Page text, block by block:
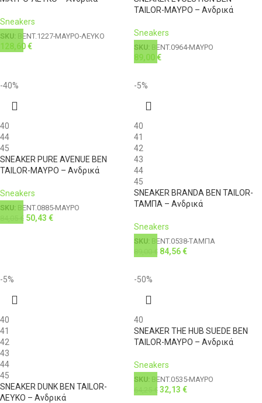
Sneakers
SKU: BENT.1227-ΜΑΥΡΟ-ΛΕΥΚΟ
128,60€
TAILOR-ΜΑΥΡΟ – Ανδρικά
Sneakers
SKU: BENT.0964-ΜΑΥΡΟ
89,00 €
-40%
40
44
45
SNEAKER PURE AVENUE BEN
TAILOR-ΜΑΥΡΟ – Ανδρικά
Sneakers
SKU: BENT.0885-ΜΑΥΡΟ
€ 50,43 €
-5%
40
41
42
43
44
45
SNEAKER BRANDA BEN TAILOR-
ΤΑΜΠΑ – Ανδρικά
Sneakers
SKU: BENT.0538-ΤΑΜΠΑ
€ 84,56€
-5%
40
41
42
43
44
45
SNEAKER DUNK BEN TAILOR-
ΛΕΥΚΟ – Ανδρικά
-50%
40
SNEAKER THE HUB SUEDE BEN
TAILOR-ΜΑΥΡΟ – Ανδρικά
Sneakers
SKU: BENT.0535-ΜΑΥΡΟ
€ 32,13 €